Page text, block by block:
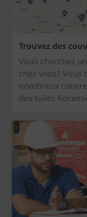
Trouvez des
Vous cherchez
chez vous?
nombreux
des tuiles